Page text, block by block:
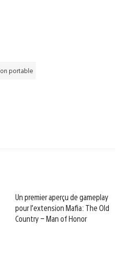
portable
Un premier aperçu de gameplay
pour l’extension Mafia: The Old
Country – Man of Honor